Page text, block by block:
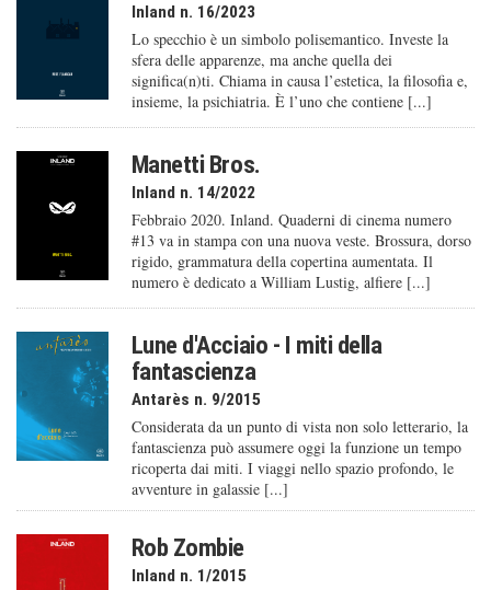
Inland n. 16/2023
Lo specchio è un simbolo polisemantico. Investe la
sfera delle apparenze, ma anche quella dei
significa(n)ti. Chiama in causa l’estetica, la filosofia e,
insieme, la psichiatria. È l’uno che contiene [...]
Manetti Bros.
Inland n. 14/2022
Febbraio 2020. Inland. Quaderni di cinema numero
#13 va in stampa con una nuova veste. Brossura, dorso
rigido, grammatura della copertina aumentata. Il
numero è dedicato a William Lustig, alfiere [...]
Lune d'Acciaio - I miti della
fantascienza
Antarès n. 9/2015
Considerata da un punto di vista non solo letterario, la
fantascienza può assumere oggi la funzione un tempo
ricoperta dai miti. I viaggi nello spazio profondo, le
avventure in galassie [...]
Rob Zombie
Inland n. 1/2015